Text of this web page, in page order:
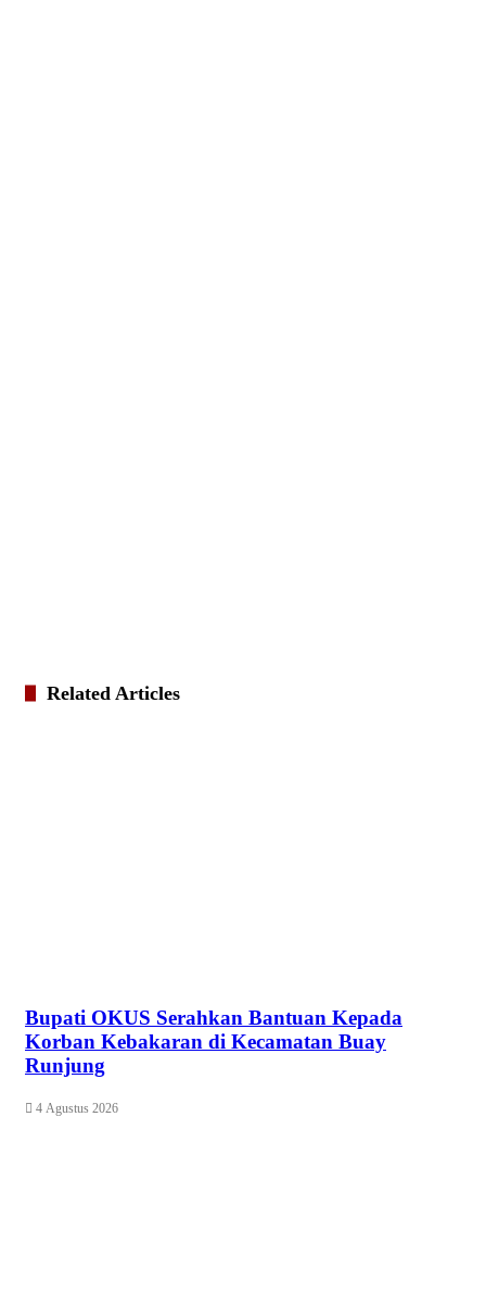
Related Articles
Bupati OKUS Serahkan Bantuan Kepada
Korban Kebakaran di Kecamatan Buay
Runjung
4 Agustus 2026